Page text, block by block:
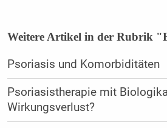
Weitere Artikel in der Rubrik
Psoriasis und Komorbiditäten
Psoriasistherapie mit
Wirkungsverlust?